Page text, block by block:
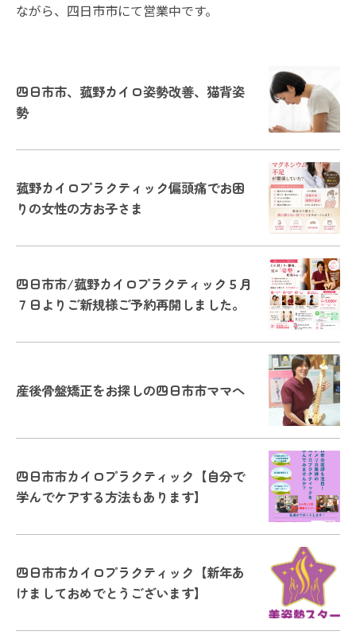
ながら、四日市市にて営業中です。
四日市市、菰野カイロ姿勢改善、猫背姿
勢
菰野カイロプラクティック偏頭痛でお困
りの女性の方お子さま
四日市市/菰野カイロプラクティック５月
７日よりご新規様ご予約再開しました。
産後骨盤矯正をお探しの四日市市ママへ
四日市市カイロプラクティック【自分で
学んでケアする方法もあります】
四日市市カイロプラクティック【新年あ
けましておめでとうございます】